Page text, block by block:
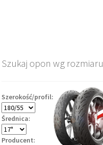
Szukaj opon wg rozmiaru
Szerokość/profil:
Średnica:
Producent: